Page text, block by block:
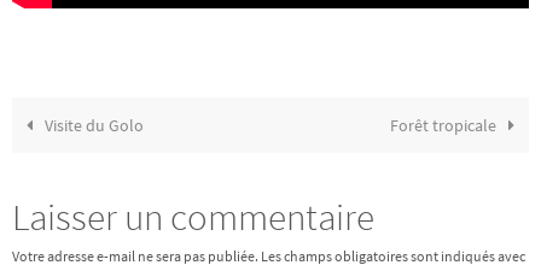
Visite du Golo Forêt tropicale
Laisser un commentaire
Votre adresse e-mail ne sera pas publiée. Les champs obligatoires sont indiqués avec